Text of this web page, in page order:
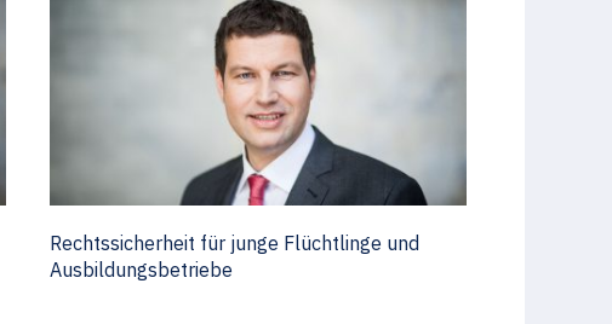
Rechtssicherheit für junge Flüchtlinge und
Ausbildungsbetriebe